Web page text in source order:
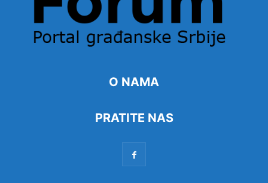
O NAMA
PRATITE NAS